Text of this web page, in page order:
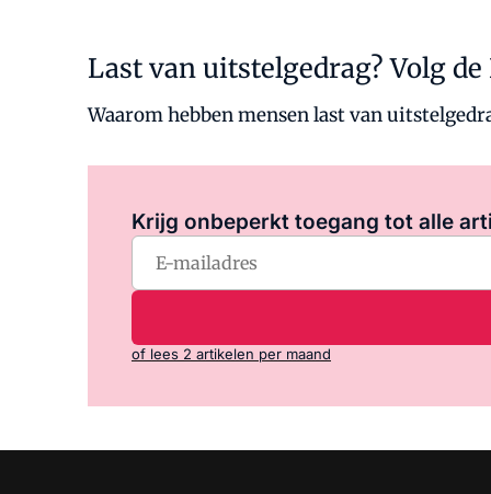
Last van uitstelgedrag? Volg
Waarom hebben mensen last van
Krijg onbeperkt toegang tot alle
of lees 2 artikelen per maand